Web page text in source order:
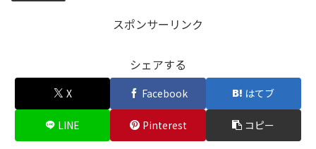
スポンサーリンク
シェアする
X Facebook はてブ
LINE Pinterest コピー